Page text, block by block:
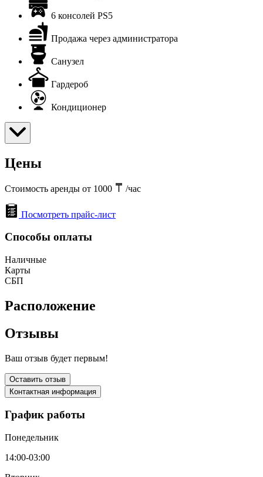
6 консолей PS5
Продажа через администратора
Санузел
Гардероб
Кондиционер
Цены
Стоимость аренды от 1000 /час
Посмотреть прайс-лист
Способы оплаты
Наличные
Карты
СБП
Расположение
Отзывы
Ваш отзыв будет первым!
Оставить отзыв
Контактная информация
График работы
Понедельник
14:00-03:00